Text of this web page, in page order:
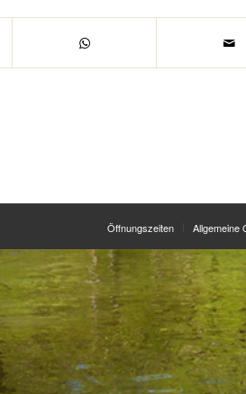
Öffnungszeiten Allgemeine